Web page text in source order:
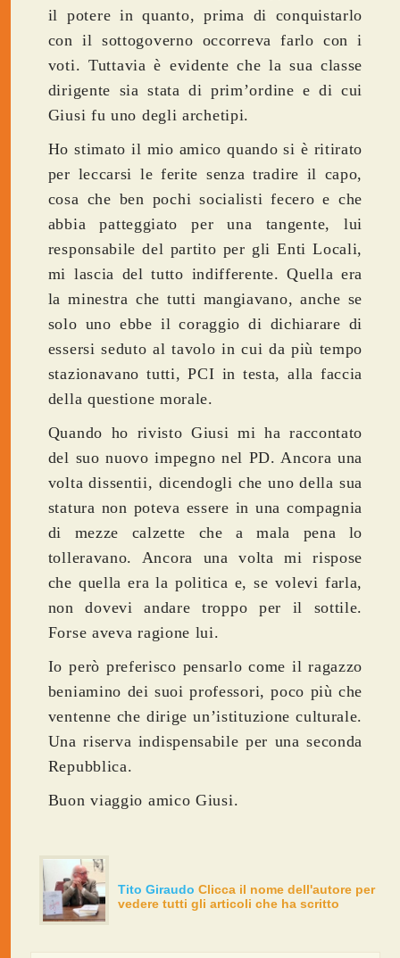
il potere in quanto, prima di conquistarlo
con il sottogoverno occorreva farlo con i
voti. Tuttavia è evidente che la sua classe
dirigente sia stata di prim’ordine e di cui
Giusi fu uno degli archetipi.
Ho stimato il mio amico quando si è ritirato
per leccarsi le ferite senza tradire il capo,
cosa che ben pochi socialisti fecero e che
abbia patteggiato per una tangente, lui
responsabile del partito per gli Enti Locali,
mi lascia del tutto indifferente. Quella era
la minestra che tutti mangiavano, anche se
solo uno ebbe il coraggio di dichiarare di
essersi seduto al tavolo in cui da più tempo
stazionavano tutti, PCI in testa, alla faccia
della questione morale.
Quando ho rivisto Giusi mi ha raccontato
del suo nuovo impegno nel PD. Ancora una
volta dissentii, dicendogli che uno della sua
statura non poteva essere in una compagnia
di mezze calzette che a mala pena lo
tolleravano. Ancora una volta mi rispose
che quella era la politica e, se volevi farla,
non dovevi andare troppo per il sottile.
Forse aveva ragione lui.
Io però preferisco pensarlo come il ragazzo
beniamino dei suoi professori, poco più che
ventenne che dirige un’istituzione culturale.
Una riserva indispensabile per una seconda
Repubblica.
Buon viaggio amico Giusi.
Tito Giraudo Clicca il nome dell'autore per
vedere tutti gli articoli che ha scritto